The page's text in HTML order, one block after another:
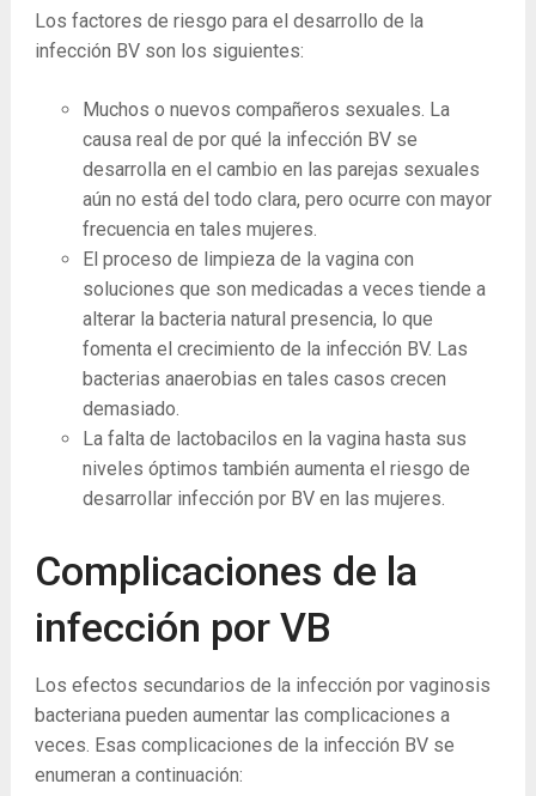
Los factores de riesgo para el desarrollo de la
infección BV son los siguientes:
Muchos o nuevos compañeros sexuales. La
causa real de por qué la infección BV se
desarrolla en el cambio en las parejas sexuales
aún no está del todo clara, pero ocurre con mayor
frecuencia en tales mujeres.
El proceso de limpieza de la vagina con
soluciones que son medicadas a veces tiende a
alterar la bacteria natural presencia, lo que
fomenta el crecimiento de la infección BV. Las
bacterias anaerobias en tales casos crecen
demasiado.
La falta de lactobacilos en la vagina hasta sus
niveles óptimos también aumenta el riesgo de
desarrollar infección por BV en las mujeres.
Complicaciones de la
infección por VB
Los efectos secundarios de la infección por vaginosis
bacteriana pueden aumentar las complicaciones a
veces. Esas complicaciones de la infección BV se
enumeran a continuación: